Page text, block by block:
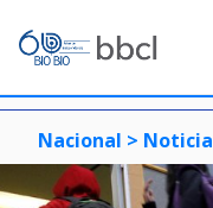
Nacional > Noticia